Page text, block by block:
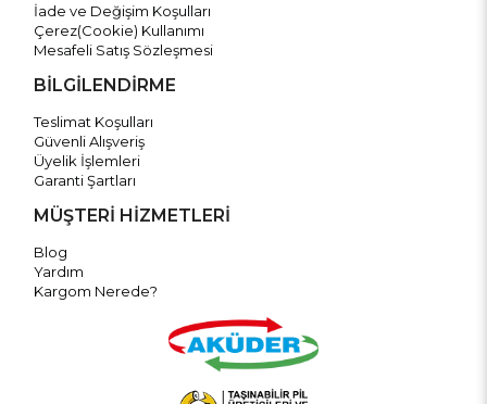
İade ve Değişim Koşulları
Çerez(Cookie) Kullanımı
Mesafeli Satış Sözleşmesi
BİLGİLENDİRME
Teslimat Koşulları
Güvenli Alışveriş
Üyelik İşlemleri
Garanti Şartları
MÜŞTERİ HİZMETLERİ
Blog
Yardım
Kargom Nerede?